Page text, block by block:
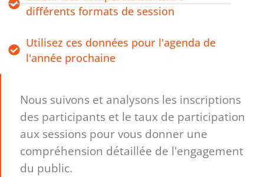
Nous suivons et analysons les inscriptions
des participants et le taux de participation
aux sessions pour vous donner une
compréhension détaillée de l'engagement
du public.
différents formats de session
Utilisez ces données pour l'agenda de
l'année prochaine